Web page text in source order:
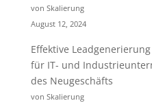
von Skalierung
August 12, 2024
Effektive
für IT- und
des Neugeschäfts
von Skalierung